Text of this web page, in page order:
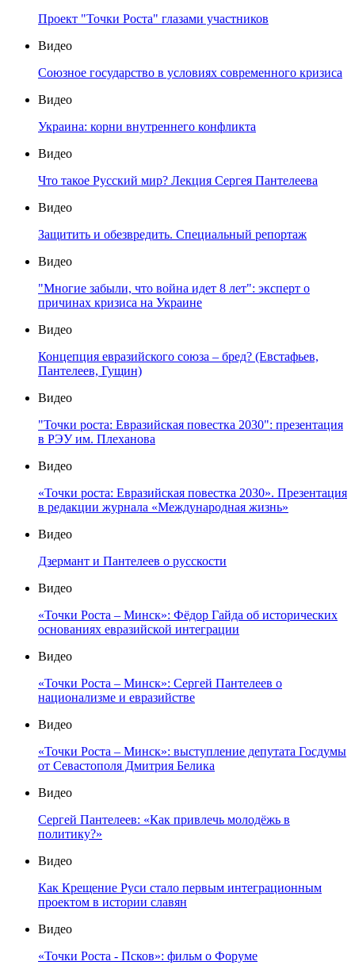
Проект "Точки Роста" глазами участников
Видео
Союзное государство в условиях современного кризиса
Видео
Украина: корни внутреннего конфликта
Видео
Что такое Русский мир? Лекция Сергея Пантелеева
Видео
Защитить и обезвредить. Специальный репортаж
Видео
"Многие забыли, что война идет 8 лет": эксперт о
причинах кризиса на Украине
Видео
Концепция евразийского союза – бред? (Евстафьев,
Пантелеев, Гущин)
Видео
"Точки роста: Евразийская повестка 2030": презентация
в РЭУ им. Плеханова
Видео
«Точки роста: Евразийская повестка 2030». Презентация
в редакции журнала «Международная жизнь»
Видео
Дзермант и Пантелеев о русскости
Видео
«Точки Роста – Минск»: Фёдор Гайда об исторических
основаниях евразийской интеграции
Видео
«Точки Роста – Минск»: Сергей Пантелеев о
национализме и евразийстве
Видео
«Точки Роста – Минск»: выступление депутата Госдумы
от Севастополя Дмитрия Белика
Видео
Сергей Пантелеев: «Как привлечь молодёжь в
политику?»
Видео
Как Крещение Руси стало первым интеграционным
проектом в истории славян
Видео
«Точки Роста - Псков»: фильм о Форуме